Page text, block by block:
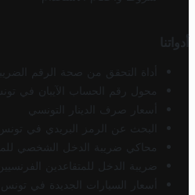
أدواتنا
أداة التحقق من صحة الرقم
محول رقم الحساب الآيبان في
أسعار صرف الدينار التونسي
البحث عن الرمز البريدي في تونس
محاكي ضريبة الدخل الشخصي
ضريبة الدخل للمتقاعدين
أسعار السيارات الجديدة في تونس